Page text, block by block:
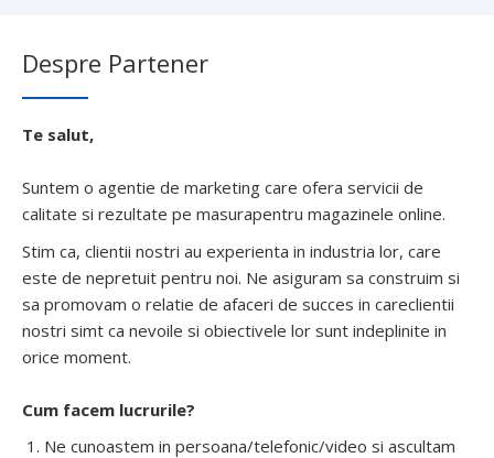
Despre Partener
Te salut,
Suntem o agentie de marketing care ofera servicii de
calitate si rezultate pe masurapentru magazinele online.
Stim ca, clientii nostri au experienta in industria lor, care
este de nepretuit pentru noi. Ne asiguram sa construim si
sa promovam o relatie de afaceri de succes in careclientii
nostri simt ca nevoile si obiectivele lor sunt indeplinite in
orice moment.
Cum facem lucrurile?
Ne cunoastem in persoana/telefonic/video si ascultam